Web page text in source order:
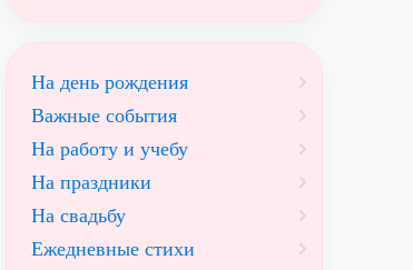
На день рождения
Важные события
На работу и учебу
На праздники
На свадьбу
Ежедневные стихи